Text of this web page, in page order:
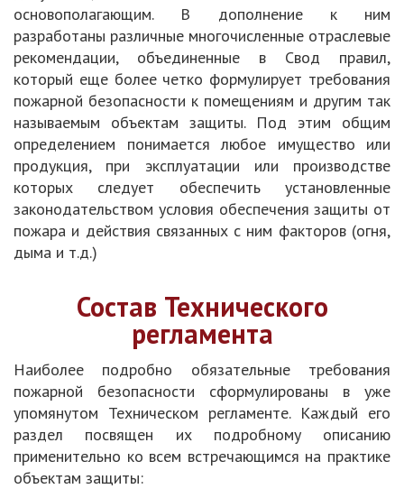
основополагающим. В дополнение к ним
разработаны различные многочисленные отраслевые
рекомендации, объединенные в Свод правил,
который еще более четко формулирует требования
пожарной безопасности к помещениям и другим так
называемым объектам защиты. Под этим общим
определением понимается любое имущество или
продукция, при эксплуатации или производстве
которых следует обеспечить установленные
законодательством условия обеспечения защиты от
пожара и действия связанных с ним факторов (огня,
дыма и т.д.)
Состав Технического
регламента
Наиболее подробно обязательные требования
пожарной безопасности сформулированы в уже
упомянутом Техническом регламенте. Каждый его
раздел посвящен их подробному описанию
применительно ко всем встречающимся на практике
объектам защиты: